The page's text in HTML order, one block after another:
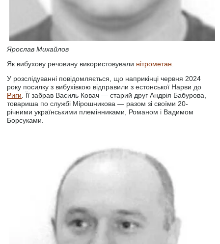
Ярослав Михайлов
Як вибухову речовину використовували нітрометан.
У розслідуванні повідомляється, що наприкінці червня 2024
року посилку з вибухівкою відправили з естонської Нарви до
Риги. Її забрав Василь Ковач — старий друг Андрія Бабурова,
товариша по службі Мірошникова — разом зі своїми 20-
річними українськими племінниками, Романом і Вадимом
Борсуками.